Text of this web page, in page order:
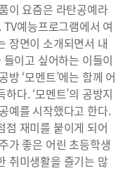
이 요즘은 라탄공예라
예능프로그램에서 여
장면이 소개되면서 내
이고 싶어하는 이들이
‘모멘트’에는 함께 어
다. ‘모멘트’의 공방지
예를 시작했다고 한다.
점 재미를 붙이게 되어
가 좋은 어린 초등학생
취미생활을 즐기는 많